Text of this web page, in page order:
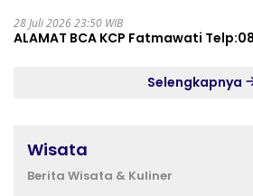
28 Juli 2026 23:50 WIB
ALAMAT BCA KCP Fatmawati
Selengkapnya
Wisata
Berita Wisata & Kuliner